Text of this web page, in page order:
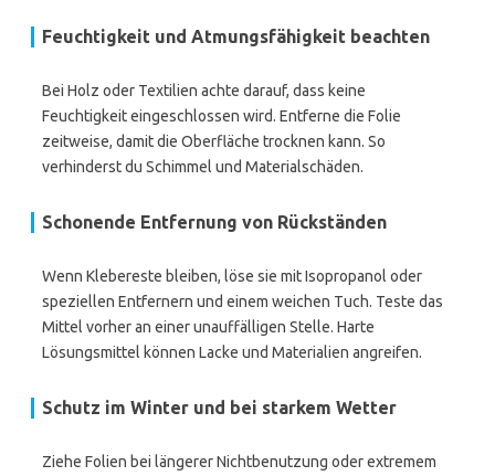
Feuchtigkeit und Atmungsfähigkeit beachten
Bei Holz oder Textilien achte darauf, dass keine
Feuchtigkeit eingeschlossen wird. Entferne die Folie
zeitweise, damit die Oberfläche trocknen kann. So
verhinderst du Schimmel und Materialschäden.
Schonende Entfernung von Rückständen
Wenn Klebereste bleiben, löse sie mit Isopropanol oder
speziellen Entfernern und einem weichen Tuch. Teste das
Mittel vorher an einer unauffälligen Stelle. Harte
Lösungsmittel können Lacke und Materialien angreifen.
Schutz im Winter und bei starkem Wetter
Ziehe Folien bei längerer Nichtbenutzung oder extremem